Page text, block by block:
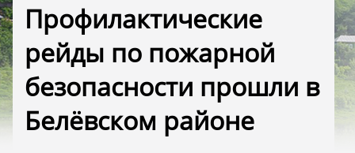
Профилактические
рейды по пожарной
безопасности прошли в
Белёвском районе